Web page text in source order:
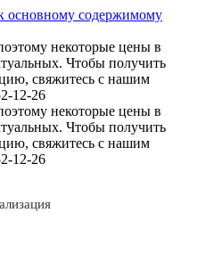
основному содержимому
некоторые цены в
Чтобы получить
свяжитесь с нашим
12-26
некоторые цены в
Чтобы получить
свяжитесь с нашим
12-26